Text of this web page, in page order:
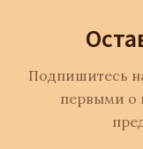
Подпишитесь
первыми о